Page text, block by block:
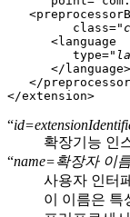
         class="
      <language
         type="
      </language>
</
확장기능 인
name=확장자 이
사용자 인터
이 이름은 특